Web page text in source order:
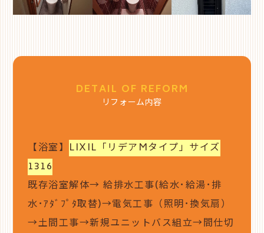
DETAIL OF REFORM
リフォーム内容
【浴室】 LIXIL「リデアMタイプ」サイズ
1316
既存浴室解体→ 給排水工事(給水･給湯･排
水･ｱﾀﾞﾌﾟﾀ取替)→電気工事（照明･換気扇）
→土間工事→新規ユニットバス組立→間仕切